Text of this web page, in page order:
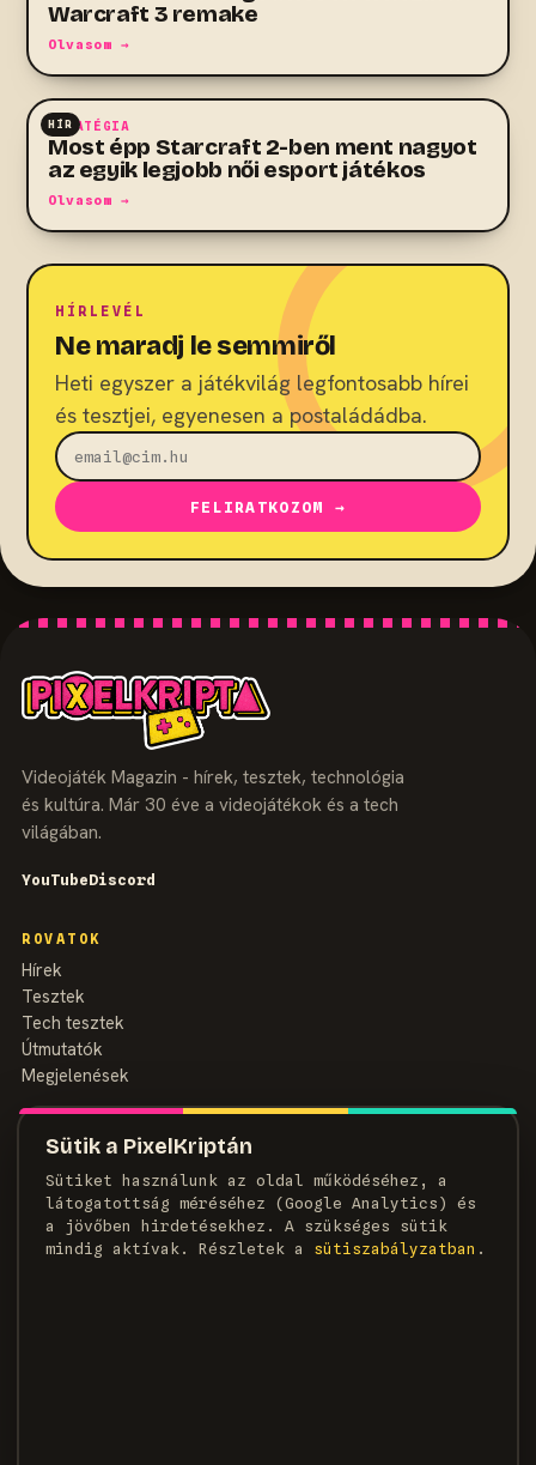
Sütik a PixelKriptán
Sütiket használunk az oldal működéséhez, a
látogatottság méréséhez (Google Analytics) és
a jövőben hirdetésekhez. A szükséges sütik
mindig aktívak. Részletek a
süti­szabályzatban .
Warcraft 3 remake
Olvasom →
HÍR
STRATÉGIA
Most épp Starcraft 2-ben ment nagyot
az egyik legjobb női esport játékos
Olvasom →
HÍRLEVÉL
Ne maradj le semmiről
Heti egyszer a játékvilág legfontosabb hírei
és tesztjei, egyenesen a postaládádba.
FELIRATKOZOM →
Videojáték Magazin - hírek, tesztek, technológia
és kultúra. Már 30 éve a videojátékok és a tech
világában.
YouTubeDiscord
ROVATOK
Hírek
Tesztek
Tech tesztek
Útmutatók
Megjelenések
MAGAZIN
Szerzők
Médiaajánlat
Kapcsolat